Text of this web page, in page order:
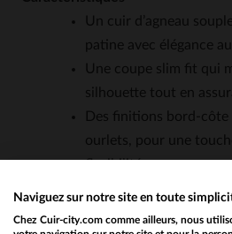
Un cuir d’agneau
patine avec élégance
Une coupe slim fit qui
silhouette tout en
Des finitions bord-côte
ourlets, pour une
flexibilité.
Une doublure verte
Naviguez sur notre site en toute
Chez Cuir-city.com comme ailleurs, nous